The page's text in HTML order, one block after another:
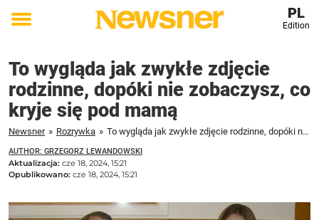
Toggle
PL
Edition
To wygląda jak zwykłe zdjęcie
rodzinne, dopóki nie zobaczysz, co
kryje się pod mamą
Newsner » Rozrywka » To wygląda jak zwykłe zdjęcie rodzinne, dopóki nie zobaczysz, co kryje się pod mamą
AUTHOR: GRZEGORZ LEWANDOWSKI
Aktualizacja: cze 18, 2024, 15:21
Opublikowano: cze 18, 2024, 15:21